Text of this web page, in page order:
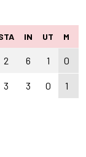
IN UT M
2 6 1 0
3 3 0 1